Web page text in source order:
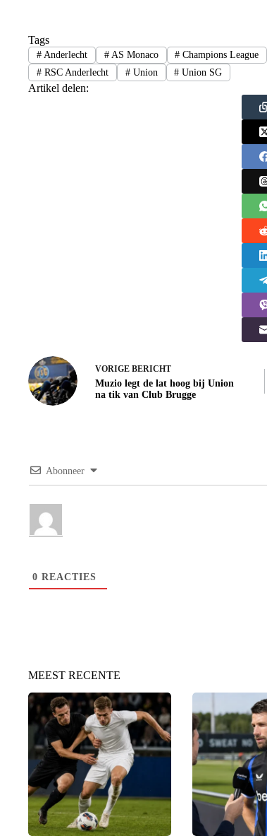
Tags
#Anderlecht #AS Monaco # Champions League
#RSC Anderlecht #Union # Union SG
Artikel delen:
VORIGE BERICHT
Muzio legt de lat hoog bij Union
na tik van Club Brugge
Abonneer
0 REACTIES
MEEST RECENTE